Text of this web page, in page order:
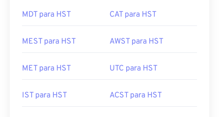
MDT para HST CAT para HST
MEST para HST AWST para HST
MET para HST UTC para HST
IST para HST ACST para HST